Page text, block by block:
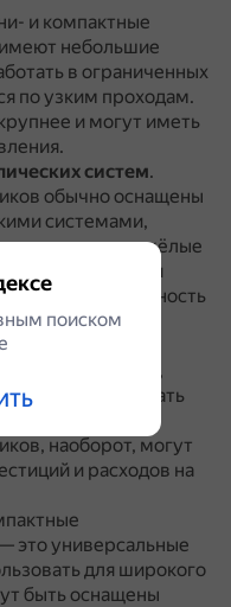
и компактные
небольшие
в ограниченных
по узким проходам.
и могут иметь
систем.
обычно оснащены
системами,
перевозить тяжёлые
Мини-погрузчики
и дальность
погрузчики,
и массе,
цене и требовать
и ремонт.
наоборот, могут
и расходов на
это универсальные
для широкого
быть оснащены
поиском